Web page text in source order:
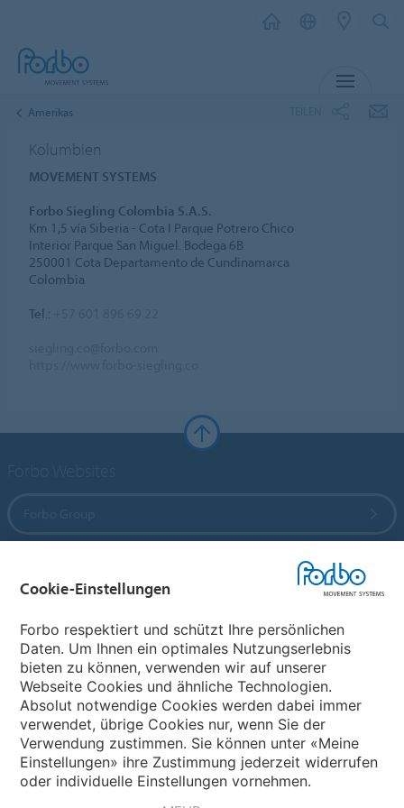
Amerikas
Kolumbien
MOVEMENT SYSTEMS
Forbo Siegling Colombia S.A.S.
Km 1,5 vía Siberia - Cota I Parque Potrero Chico
Interior Parque San Miguel. Bodega 6B
250001 Cota Departamento de Cundinamarca
Colombia
Tel.:
Wählen Sie ein Land
Wählen Sie Ihr Land
Cookie-Einstellungen
Forbo respektiert und schützt Ihre persönlichen
Daten. Um Ihnen ein optimales Nutzungserlebnis
bieten zu können, verwenden wir auf unserer
Webseite Cookies und ähnliche Technologien.
Absolut notwendige Cookies werden dabei immer
verwendet, übrige Cookies nur, wenn Sie der
Verwendung zustimmen. Sie können unter «Meine
Einstellungen» ihre Zustimmung jederzeit widerrufen
oder individuelle Einstellungen vornehmen.